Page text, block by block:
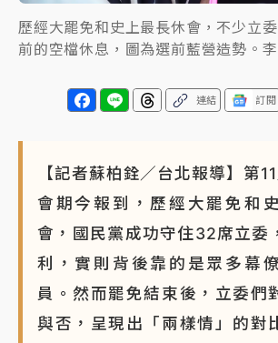
歷經大罷免和史上最長休會，不少立
前的空檔休息，圖為選前藍營造勢。
連結 訂閱
【記者蘇柏銓／台北報導】第
會期今報到，歷經大罷免和
會，國民黨成功守住32席立委
利，實則背後靠的是眾多幕
員。然而罷免結束後，立委們
與否，呈現出「兩樣情」的對